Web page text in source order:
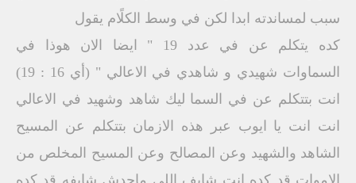
سبب لمساندته ابدا لكن في وسط الكلًام يقول
كده يتكلم عن في عدد 19 " ايضا الان هوذا في
السماوات شهيدي و شاهدي في الاعالي " (أي 16 : 19)
انت بتتكلم عن في السما ليك شاهد وشهيد في الاعالي
انت انت يا ايوب عبر هذه الازمان بتتكلم عن المسيح
الشاهد والشهيد وعن المصالح وعن المسيح المخلص من
الاموات قد كده انت شايف اللي ماحدش شايفه قد كده